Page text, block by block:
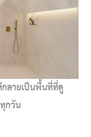
กลายเป็นพื้นที่ที่ดู
กวัน